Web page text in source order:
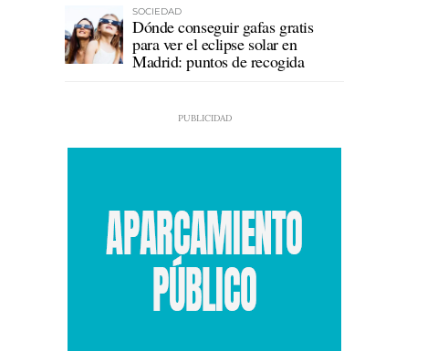
SOCIEDAD
Dónde conseguir gafas gratis
para ver el eclipse solar en
Madrid: puntos de recogida